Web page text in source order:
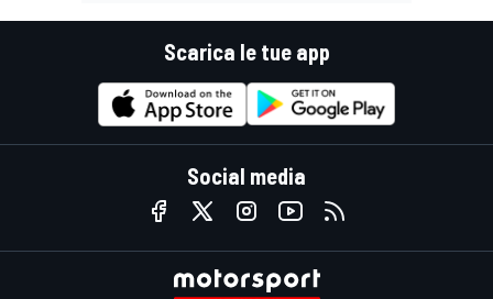
Scarica le tue app
Social media